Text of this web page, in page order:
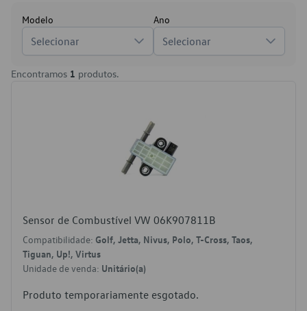
Modelo
Selecionar
Ano
Selecionar
Encontramos 1 produtos.
Sensor de Combustível VW 06K907811B
Compatibilidade: Golf, Jetta, Nivus, Polo, T-Cross, Taos,
Tiguan, Up!, Virtus
Unidade de venda: Unitário(a)
Produto temporariamente esgotado.